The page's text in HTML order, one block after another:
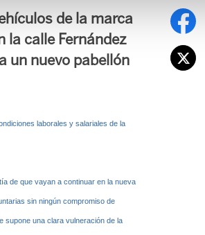
de la marca
la calle Fernández
un nuevo pabellón
laborales y salariales de la
de que vayan a continuar en la nueva
sin ningún compromiso de
supone una clara vulneración de la